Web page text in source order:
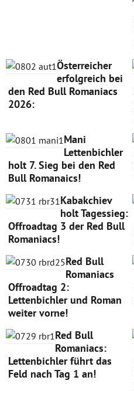
Österreicher
erfolgreich bei
den Red Bull Romaniacs
2026:
Mani
Lettenbichler
holt 7. Sieg bei den Red
Bull Romanaics!
Kabakchiev
holt Tagessieg:
Offroadtag 3 der Red Bull
Romaniacs!
Red Bull
Romaniacs
Offroadtag 2:
Lettenbichler und Roman
weiter vorne!
Red Bull
Romaniacs:
Lettenbichler führt das
Feld nach Tag 1 an!